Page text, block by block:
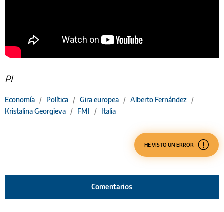
PI
Economía / Política / Gira europea / Alberto Fernández /
Kristalina Georgieva / FMI / Italia
HE VISTO UN ERROR
Comentarios